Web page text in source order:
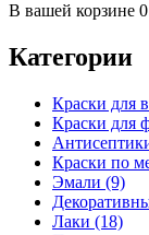
В вашей корзине
Категории
Краски для
Краски для
Краски по
Эмали (9)
Лаки (18)